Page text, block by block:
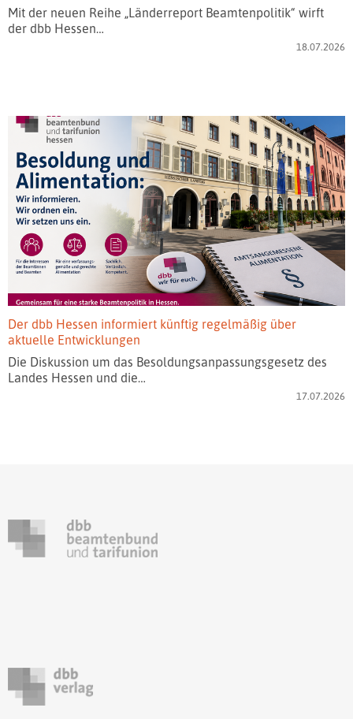
Mit der neuen Reihe „Länderreport Beamtenpolitik“ wirft
der dbb Hessen…
18.07.2026
Der dbb Hessen informiert künftig regelmäßig über
aktuelle Entwicklungen
Die Diskussion um das Besoldungsanpassungsgesetz des
Landes Hessen und die…
17.07.2026